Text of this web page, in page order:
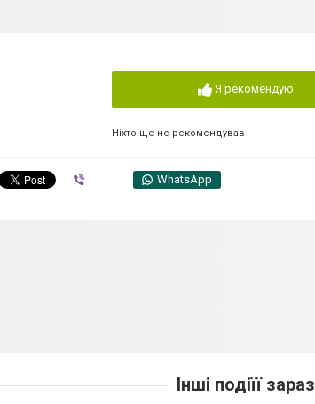
Я рекомендую
Ніхто ще не рекомендував
WhatsApp
Інші подіїї зараз